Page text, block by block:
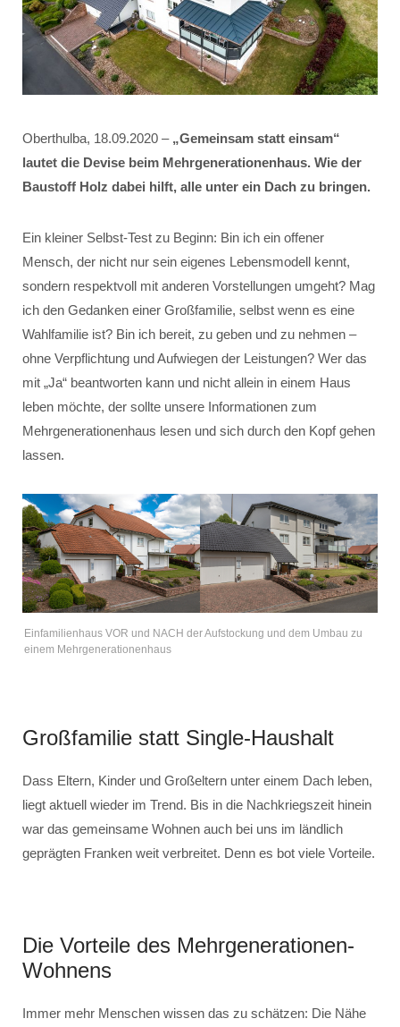
Oberthulba, 18.09.2020 – „Gemeinsam statt einsam“
lautet die Devise beim Mehrgenerationenhaus. Wie der
Baustoff Holz dabei hilft, alle unter ein Dach zu bringen.
Ein kleiner Selbst-Test zu Beginn: Bin ich ein offener
Mensch, der nicht nur sein eigenes Lebensmodell kennt,
sondern respektvoll mit anderen Vorstellungen umgeht? Mag
ich den Gedanken einer Großfamilie, selbst wenn es eine
Wahlfamilie ist? Bin ich bereit, zu geben und zu nehmen –
ohne Verpflichtung und Aufwiegen der Leistungen? Wer das
mit „Ja“ beantworten kann und nicht allein in einem Haus
leben möchte, der sollte unsere Informationen zum
Mehrgenerationenhaus lesen und sich durch den Kopf gehen
lassen.
Einfamilienhaus VOR und NACH der Aufstockung und dem Umbau zu
einem Mehrgenerationenhaus
Großfamilie statt Single-Haushalt
Dass Eltern, Kinder und Großeltern unter einem Dach leben,
liegt aktuell wieder im Trend. Bis in die Nachkriegszeit hinein
war das gemeinsame Wohnen auch bei uns im ländlich
geprägten Franken weit verbreitet. Denn es bot viele Vorteile.
Die Vorteile des Mehrgenerationen-
Wohnens
Immer mehr Menschen wissen das zu schätzen: Die Nähe